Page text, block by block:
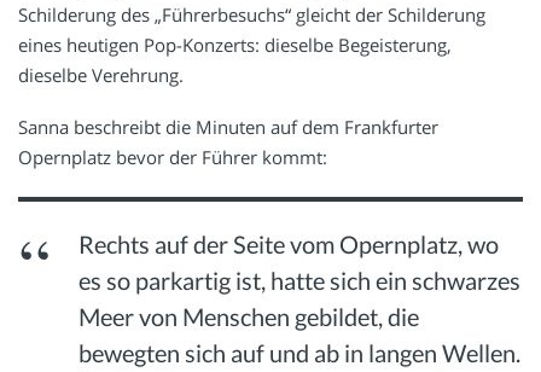
Schilderung des „Führerbesuchs“ gleicht der Schilderung
eines heutigen Pop-Konzerts: dieselbe Begeisterung,
dieselbe Verehrung.
Sanna beschreibt die Minuten auf dem Frankfurter
Opernplatz bevor der Führer kommt:
Rechts auf der Seite vom Opernplatz, wo
es so parkartig ist, hatte sich ein schwarzes
Meer von Menschen gebildet, die
bewegten sich auf und ab in langen Wellen.